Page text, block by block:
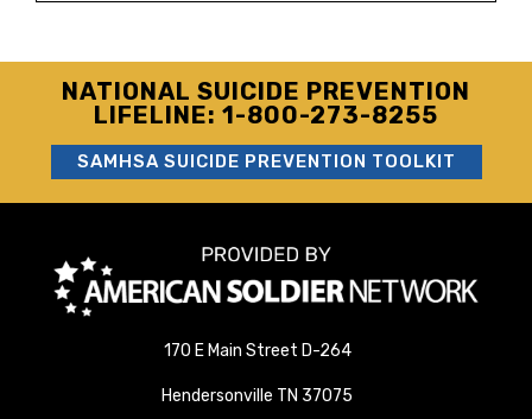
NATIONAL SUICIDE PREVENTION
LIFELINE: 1-800-273-8255
SAMHSA SUICIDE PREVENTION TOOLKIT
170 E Main Street D-264
Hendersonville TN 37075